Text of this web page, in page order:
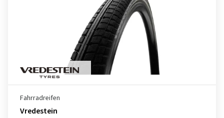
Fahrradreifen
Vredestein